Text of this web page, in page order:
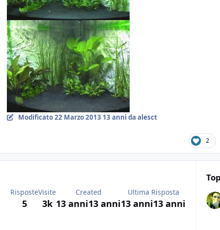
Modificato22 Marzo 2013 13 anni da alesct
2
Risposte
5
Visite
3k
Created
13 anni13 anni
Ultima Risposta
13 anni13 anni